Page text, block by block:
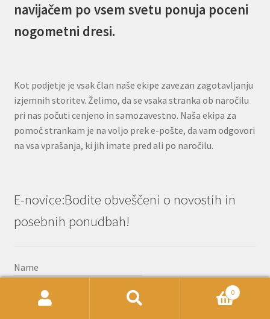
navijačem po vsem svetu ponuja poceni
nogometni dresi.
Kot podjetje je vsak član naše ekipe zavezan zagotavljanju
izjemnih storitev. Želimo, da se vsaka stranka ob naročilu
pri nas počuti cenjeno in samozavestno. Naša ekipa za
pomoč strankam je na voljo prek e-pošte, da vam odgovori
na vsa vprašanja, ki jih imate pred ali po naročilu.
E-novice:Bodite obveščeni o novostih in
posebnih ponudbah!
Name
0